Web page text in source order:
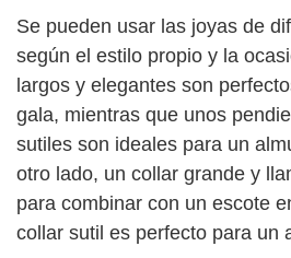
Se pueden usar las joyas de
según el estilo propio y la
largos y elegantes son
gala, mientras que unos
sutiles son ideales para un
otro lado, un collar grande y
para combinar con un escote
collar sutil es perfecto para un